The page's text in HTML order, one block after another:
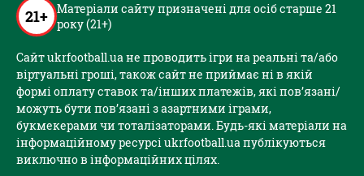
21+ Матеріали сайту призначені для осіб старше 21
року (21+)
Сайт ukrfootball.ua не проводить ігри на реальні та/або
віртуальні гроші, також сайт не приймає ні в якій
формі оплату ставок та/інших платежів, які пов’язані/
можуть бути пов’язані з азартними іграми,
букмекерами чи тоталізаторами. Будь-які матеріали на
інформаційному ресурсі ukrfootball.ua публікуються
виключно в інформаційних цілях.